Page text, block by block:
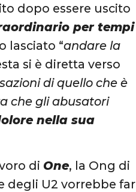
dopo essere uscito
per tempi
lasciato “andare la
si è diretta verso
di quello che è
che gli abusatori
nella sua
di One, la Ong di
degli U2 vorrebbe far